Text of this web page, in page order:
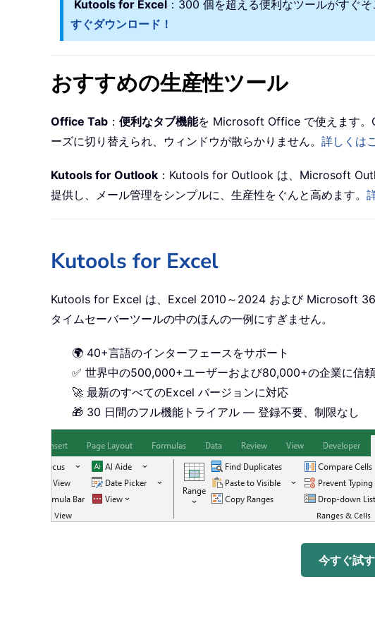
Kutools for Excel ：300 個を超える便利なツールがすぐ
すぐダウンロード！
おすすめの生産性ツール
Office Tab ： 便利なタブ機能を Microsoft Office で使えます。
ーズに切り替えられ、ウィンドウが散らかりません。 詳しくは
Kutools for Outlook ：Kutools for Outlook は、Microsoft
提供し、メール管理をシンプルに、生産性をぐんと高めます。
Kutools for Excel
Kutools for Excel は、Excel 2010～2024 および Microsoft
タイムセーバーツールの中のほんの一例にすぎません。
🌍 40+言語のインターフェースをサポート
✅ 世界中の500,000+ユーザーおよび80,000+の企業に信
🚀 最新のすべてのExcel バージョンに対応
🎁 30 日間のフル機能トライアル — 登録不要、制限なし
今すぐ試す